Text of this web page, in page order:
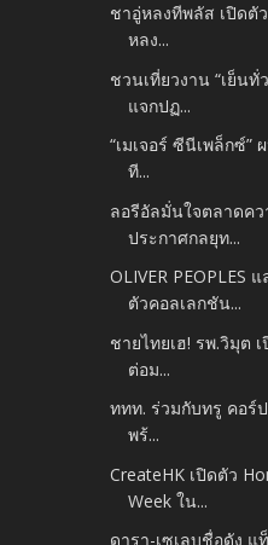
ชาอู่หลงทีพลัส เปิดตั
หลง...
ชวนเที่ยวงาน “เย็น
แจกปฏ...
“เมเจอร์ ซีนีเพล็กซ์”
ที...
ลอรีอัลมั่นใจตลาดค
ประกาศกลยุท...
OLIVER PEOPLES
ตัวคอลเลกชัน...
ชายไทยเฮ! รพ.วิมุต
ต่อม...
ททท. ร่วมกับทรู คอร์
พร้...
CreateHK เปิดตัว
Week ใน...
ดารา-เซเลบชื่อดัง